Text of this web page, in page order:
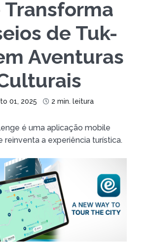
Transforma
de Tuk-
Aventuras
01, 2025 2 min. leitura
é uma aplicação mobile
reinventa a experiência turística.